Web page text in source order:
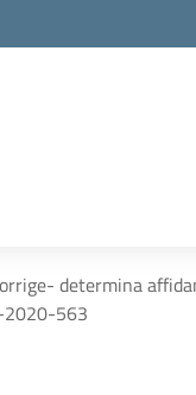
determina
2020-563